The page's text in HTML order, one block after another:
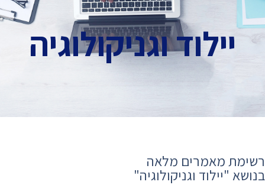
יילוד וגניקולוגיה
רשימת מאמרים מלאה
בנושא ​"יילוד וגניקולוגיה"